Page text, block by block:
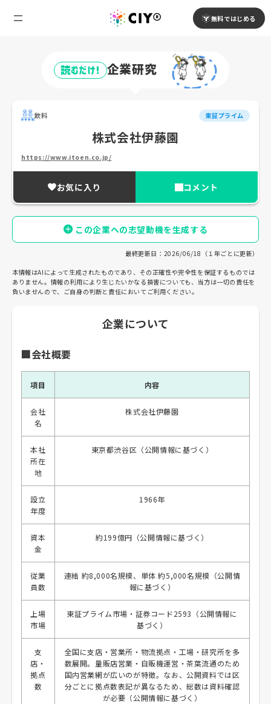
無料ではじめる
読むだけ! 企業研究
飲料 東証プライム
株式会社伊藤園
https://www.itoen.co.jp/
お気に入り コメント
この企業への志望動機を生成する
最終更新日：2026/06/18（１年ごとに更新）
本情報はAIによって生成されたものであり、その正確性や完全性を保証するものでは
ありません。情報の利用により生じたいかなる損害についても、当方は一切の責任を
負いませんので、ご自身の判断と責任においてご利用ください。
企業について
🏢会社概要
項目 内容
会社
名
株式会社伊藤園
本社
所在
地
東京都渋谷区（公開情報に基づく）
設立
年度
1966年
資本
金
約199億円（公開情報に基づく）
従業
員数
連結 約8,000名規模、単体 約5,000名規模（公開情
報に基づく）
上場
市場
東証プライム市場・証券コード2593（公開情報に
基づく）
支
店・
拠点
数
全国に支店・営業所・物流拠点・工場・研究所を多
数展開。量販店営業・自販機運営・茶葉流通のため
国内営業網が広いのが特徴。なお、公開資料では区
分ごとに拠点数表記が異なるため、総数は資料確認
が必要（公開情報に基づく）